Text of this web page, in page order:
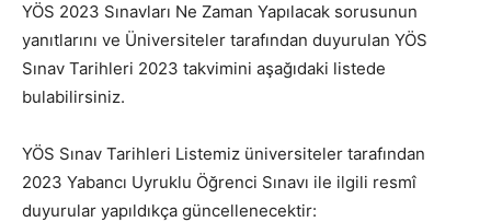
YÖS 2023 Sınavları Ne Zaman Yapılacak sorusunun
yanıtlarını ve Üniversiteler tarafından duyurulan YÖS
Sınav Tarihleri 2023 takvimini aşağıdaki listede
bulabilirsiniz.
YÖS Sınav Tarihleri Listemiz üniversiteler tarafından
2023 Yabancı Uyruklu Öğrenci Sınavı ile ilgili resmî
duyurular yapıldıkça güncellenecektir: